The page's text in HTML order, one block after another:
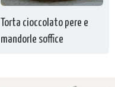
Torta cioccolato pere e
mandorle soffice